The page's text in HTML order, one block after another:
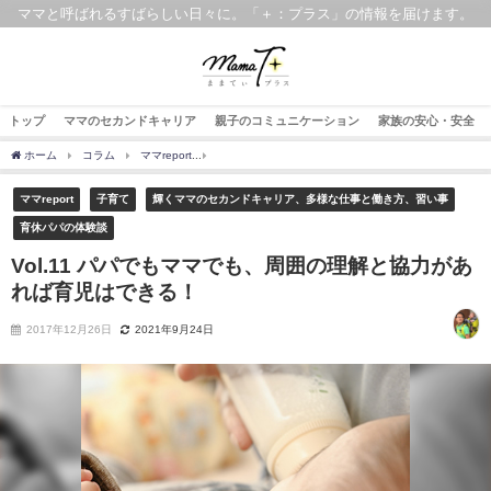
ママと呼ばれるすばらしい日々に。「＋：プラス」の情報を届けます。
トップ ママのセカンドキャリア 親子のコミュニケーション 家族の安心・安全
ホーム コラム ママreport
ママreport 子育て 輝くママのセカンドキャリア、多様な仕事と働き方、習い事
育休パパの体験談
Vol.11 パパでもママでも、周囲の理解と協力があ
れば育児はできる！
2017年12月26日 2021年9月24日